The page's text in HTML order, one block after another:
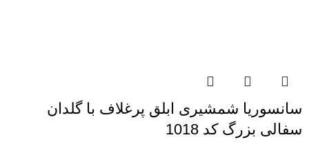
سانسوریا شمشیری ابلق پرغلاف با گلدان
سفالی بزرگ کد 1018